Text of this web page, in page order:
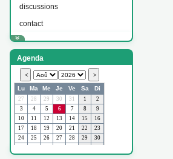
discussions
contact
Agenda